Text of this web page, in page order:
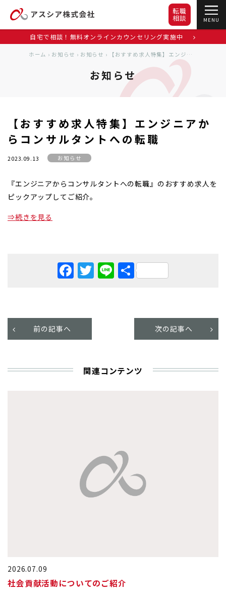
MENU
転職
相談
自宅で相談！無料オンラインカウンセリング実施中
ホーム › お知らせ › お知らせ › 【おすすめ求人特集】エンジニアからコンサルタントへの転職
お知らせ
【おすすめ求人特集】エンジニアか
らコンサルタントへの転職
2023.09.13 お知らせ
『エンジニアからコンサルタントへの転職』のおすすめ求人を
ピックアップしてご紹介。
⇒続きを見る
Facebook
Twitter
Line
共
前の記事へ 次の記事へ
関連コンテンツ
2026.07.09
社会貢献活動についてのご紹介